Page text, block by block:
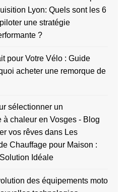
Lyon: Quels sont les 6
une stratégie
?
pour Votre Vélo : Guide
acheter une remorque de
sélectionner un
à chaleur en Vosges - Blog
vos rêvesdans Les
Chauffage pour Maison :
Idéale
des équipements moto